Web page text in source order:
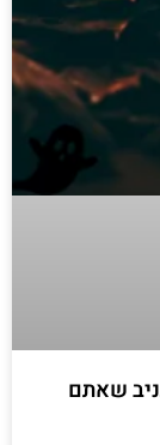
שאתם